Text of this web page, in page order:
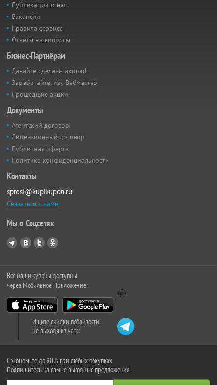
Публикации о нас
Вакансии
Правила сервиса
Ответы на вопросы
Бизнес-Партнёрам
Давайте сделаем акцию!
Заработайте, как Вебмастер
Прошедшие акции
Документы
Агентский договор
Лицензионный договор
Публичная оферта
Политика конфиденциальности
Контакты
sprosi@kupikupon.ru
Связаться с нами
Мы в Соцсетях
Все наши купоны доступны
через Мобильное Приложение:
Ищите скидки поблизости,
не выходя из чата:
Сэкономьте до 90% при любых покупках
Подпишитесь на самые выгодные предложения